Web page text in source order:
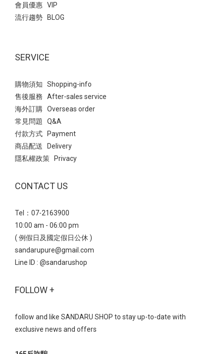
計，並帶有雙槓線條，增加視覺層次感。鞋型設計修長，能有效地
口處的U型設計，視覺上能延伸小腿線條。鞋墊為超纖材質，吸汗性
強、透氣性高，提供舒適的穿著體驗!(點我)休閒鞋 拼接麂皮焦糖底
阿甘鞋 鞋款包含約 2.5 公分的內增高，外觀看似平底，能隱形修飾
腿部比例。鞋面採用細膩的壓摺線條設計，提升整體質感。平底舒
適。雖然有增高，但整體設計著重於穿著的舒適度。提供黑色、紅
色、米白等多種優雅色系選擇。高質感女孩必備，穿搭完美選擇，
適合追求時尚與實用兼具的女性。(點我)平底鞋 內增高壓摺線尖頭
妳們來試穿挑選，不要猶豫了秋冬美鞋買起來！ 延伸閱讀冬季靴款
舞鞋穿搭！ 雙11必買清單 短靴 顯瘦防水台厚底彈力瘦瘦靴
NT$2390 NT$1690短靴 圓頭中車線鋸齒厚底瘦瘦靴 NT$2490
NT$1790短靴 率性方頭粗中跟短靴 NT$2190 NT$1490短靴 復古質
感方頭麂皮粗跟靴 NT$1990 NT$1290長靴 純色方頭側壓線粗跟及
膝靴 NT$2590 NT$1890短靴 真皮經典綁帶厚底馬丁靴 NT$2390
部位產生尷尬的「擠肉」狀況-➋ 功能建議：防滑鞋底＋保暖內裡秋
冬季節多雨濕冷，靴子的功能性尤為重要防滑鞋底： 秋冬常有濕冷
果，讓你在寒冷的季節也能保持溫暖舒適 秋冬靴款配色與風格指
毛衣、卡其色風衣），能讓整體造型更顯輕盈、氣質出眾 風格決定
覺比例與風格的關鍵➊ 尖頭顯瘦／方頭復古／圓頭休閒尖頭靴： 視
覺上能有效延伸腳背線條，是公認最能「顯瘦」的楦頭設計方頭
靴： 帶有強烈的復古摩登感，適合打造時髦的街頭風格或文青穿搭
圓頭靴： 最為休閒百搭，穿著舒適度高，適合日常休閒或學生風格-
➋ V口剪裁：視覺上拉長小腿線條如果您的目標是「顯腿長」，務必
設計能在視覺上拉長小腿線條，避免小腿肚看起來臃腫，是許多時
結合了增高與穩定性的設計，不僅能讓您輕鬆擁有逆天長腿，還能
確保長時間行走或站立時依然舒適好走 SANDARU冬季靴款推薦延續
條，展現率性魅力。柔韌細緻的牛皮鞋面結合彈性布料結構，穿脫
會員優惠 VIP
流行趨勢 BLOG
SERVICE
購物須知 Shopping-info
售後服務 After-sales service
海外訂購 Overseas order
常見問題 Q&A
付款方式 Payment
商品配送 Delivery
隱私權政策 Privacy
CONTACT US
Tel：07-2163900
10:00 am - 06:00 pm
( 例假日及國定假日公休 )
sandarupure@gmail.com
Line ID : @sandarushop
FOLLOW +
follow and like SANDARU SHOP to stay up-to-date with
exclusive news and offers